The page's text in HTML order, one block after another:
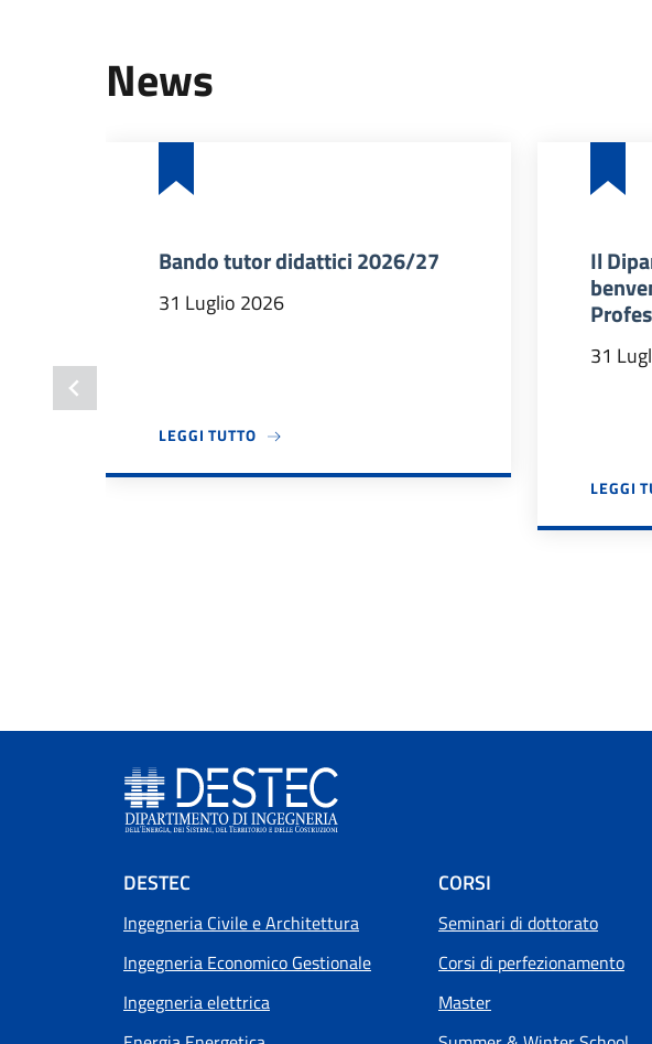
News
Bando tutor didattici 2026/27
31 Luglio 2026
LEGGI TUTTOA PROPOSITO DI BANDO TUTOR DIDATTICI 2026/27
Il
31
LEGGI
Footer menu
DESTEC
Ingegneria Civile e Architettura
Ingegneria Economico Gestionale
Ingegneria elettrica
CORSI
Seminari di dottorato
Corsi di perfezionamento
Master